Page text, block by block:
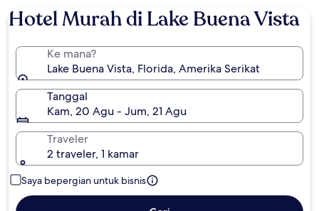
Hotel Murah di Lake Buena Vista
Ke mana?
Lake Buena Vista, Florida, Amerika Serikat
Tanggal
Kam, 20 Agu - Jum, 21 Agu
Traveler
2 traveler, 1 kamar
Saya bepergian untuk bisnis